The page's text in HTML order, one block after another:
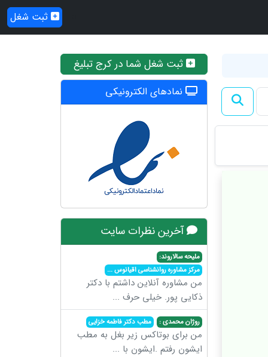
ثبت شغل
ثبت شغل شما در کرج تبلیغ
نمادهای الکترونیکی
آخرین نظرات سایت
ملیحه سالاروند:
مرکز مشاوره روانشناسی اقیانوس...
من مشاوره آنلاین داشتم با دکتر
ذکایی پور. خیلی حرف ...
روژان محمدی : مطب دکتر فاطمه خزایی
من برای بوتاکس زیر بغل به مطب
ایشون رفتم .ایشون با ...